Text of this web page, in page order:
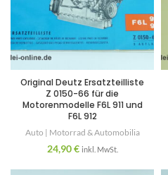
Original Deutz Ersatzteilliste
Z 0150-66 für die
Motorenmodelle F6L 911 und
F6L 912
Auto | Motorrad & Automobilia
24,90€ inkl. MwSt.